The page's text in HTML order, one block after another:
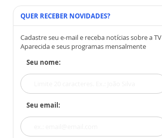
QUER RECEBER NOVIDADES?
Cadastre seu e-mail e receba notícias sobre a TV
Aparecida e seus programas mensalmente
Seu nome:
Seu email: